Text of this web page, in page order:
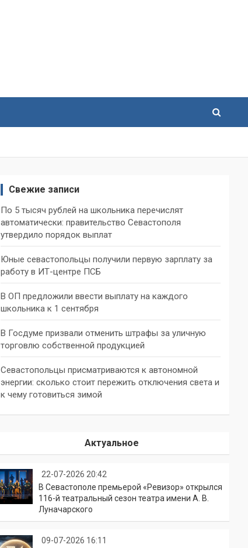
Свежие записи
По 5 тысяч рублей на школьника перечислят
автоматически: правительство Севастополя
утвердило порядок выплат
Юные севастопольцы получили первую зарплату за
работу в ИТ-центре ПСБ
В ОП предложили ввести выплату на каждого
школьника к 1 сентября
В Госдуме призвали отменить штрафы за уличную
торговлю собственной продукцией
Севастопольцы присматриваются к автономной
энергии: сколько стоит пережить отключения света и
к чему готовиться зимой
Актуальное
22-07-2026 20:42
В Севастополе премьерой «Ревизор» открылся
116-й театральный сезон театра имени А. В.
Луначарского
09-07-2026 16:11